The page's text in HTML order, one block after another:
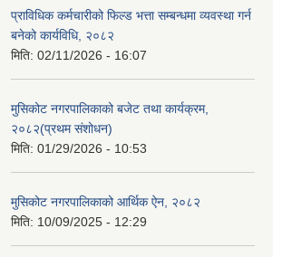
प्राविधिक कर्मचारीको फिल्ड भत्ता सम्बन्धमा व्यवस्था गर्न
बनेको कार्यविधि, २०८२
मिति: 02/11/2026 - 16:07
मुसिकोट नगरपालिकाको बजेट तथा कार्यक्रम,
२०८२(प्रथम संशोधन)
मिति: 01/29/2026 - 10:53
मुसिकोट नगरपालिकाको आर्थिक ऐन, २०८२
मिति: 10/09/2025 - 12:29